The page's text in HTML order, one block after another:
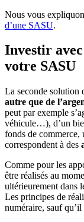
Nous vous
d’une SASU.
Investir avec
votre SASU
La seconde solution
autre que de
peut par exemple
véhicule…), d’un
fonds de
correspondent à des
Comme pour les
être réalisés au
ultérieurement dans
Les principes de
numéraire, sauf qu’il